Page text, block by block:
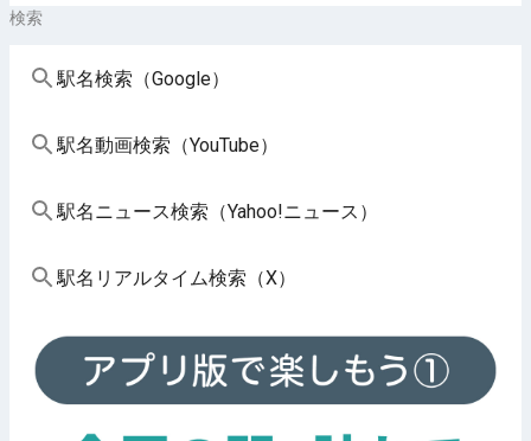
検索
駅名検索（Google）
駅名動画検索（YouTube）
駅名ニュース検索（Yahoo!ニュース）
駅名リアルタイム検索（X）